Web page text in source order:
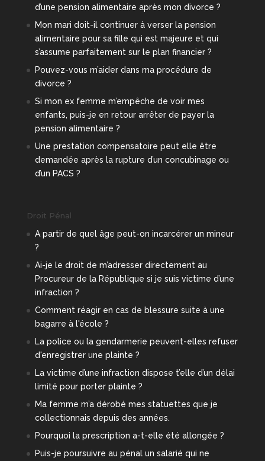
d’une pension alimentaire après mon divorce ?
Mon mari doit-il continuer à verser la pension
alimentaire pour sa fille qui est majeure et qui
s’assume parfaitement sur le plan financier ?
Pouvez-vous m’aider dans ma procédure de
divorce ?
Si mon ex femme m’empêche de voir mes
enfants, puis-je en retour arrêter de payer la
pension alimentaire ?
Une prestation compensatoire peut elle être
demandée après la rupture d’un concubinage ou
d’un PACS ?
Droit Pénal
A partir de quel âge peut-on incarcérer un mineur
?
Ai-je le droit de m’adresser directement au
Procureur de la République si je suis victime d’une
infraction ?
Comment réagir en cas de blessure suite à une
bagarre à l'école ?
La police ou la gendarmerie peuvent-elles refuser
d'enregistrer une plainte ?
La victime d’une infraction dispose t’elle d’un délai
limité pour porter plainte ?
Ma femme m’a dérobé mes statuettes que je
collectionnais depuis des années.
Pourquoi la prescription a-t-elle été allongée ?
Puis-je poursuivre au pénal un salarié qui ne